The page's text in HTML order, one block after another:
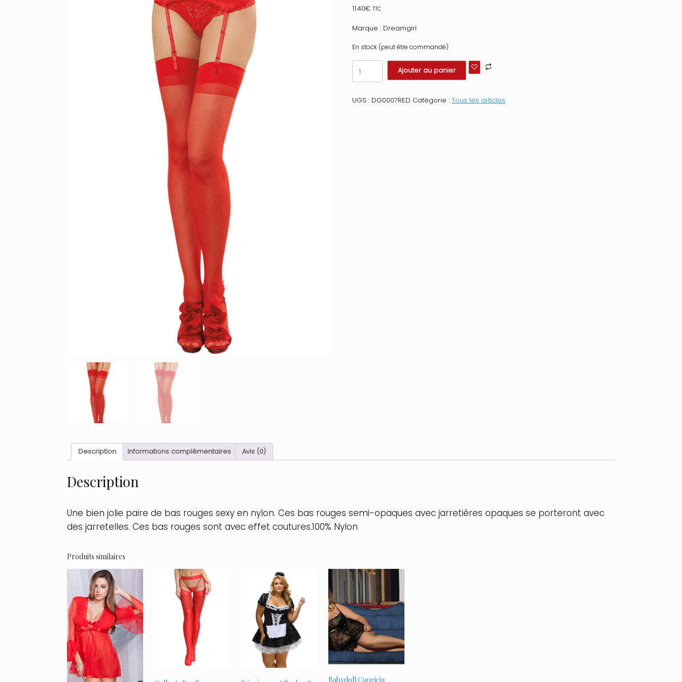
11.40€ TTC
Marque : Dreamgirl
En stock (peut être commandé)
quantité
de
Bas
rouges
Ajouter au panier
UGS : DG0007RED Catégorie : Tous les articles
Description Informations complémentaires Avis (0)
Description
Une bien jolie paire de bas rouges sexy en nylon. Ces bas rouges semi-opaques avec jarretières opaques se porteront avec
des jarretelles. Ces bas rouges sont avec effet coutures.100% Nylon
Produits similaires
Babydoll Capricia